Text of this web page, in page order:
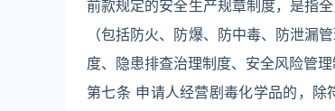
前款规定的安全生产规章制度，是指
（包括防火、防爆、防中毒、防泄漏
度、隐患排查治理制度、安全风险管
第七条 申请人经营剧毒化学品的，